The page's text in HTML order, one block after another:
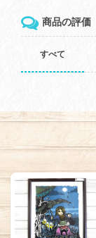
商品の評価
すべて